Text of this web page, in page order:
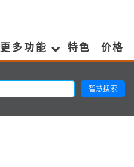
更多功能 特色 价格